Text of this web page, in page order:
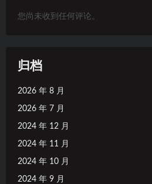
您尚未收到任何评论。
归档
2026 年 8 月
2026 年 7 月
2024 年 12 月
2024 年 11 月
2024 年 10 月
2024 年 9 月